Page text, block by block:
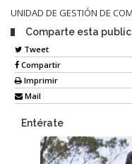
UNIDAD DE GESTIÓN DE
Comparte esta
Tweet
Compartir
Imprimir
Mail
Entérate